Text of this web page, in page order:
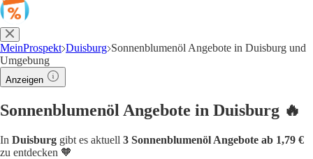
MeinProspekt Duisburg Sonnenblumenöl Angebote in Duisburg und
Umgebung
Anzeigen
Sonnenblumenöl Angebote in Duisburg 🔥
In Duisburg gibt es aktuell 3 Sonnenblumenöl Angebote ab 1,79 €
zu entdecken 🧡